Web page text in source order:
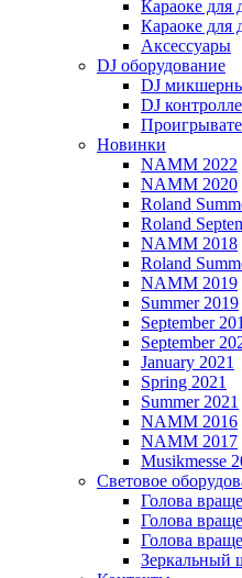
Караоке для
Караоке для
Аксессуары
DJ оборудование
DJ
DJ
Новинки
NAMM 2022
NAMM 2020
Roland
Roland
NAMM 2018
Roland
NAMM 2019
Summer 2019
September
September
January 2021
Spring 2021
Summer 2021
NAMM 2016
NAMM 2017
Musikmesse
Световое
Голова
Голова
Голова
Зеркальный